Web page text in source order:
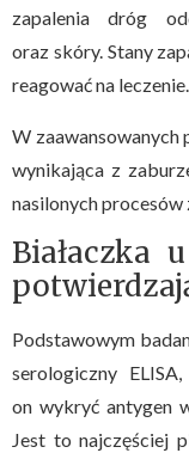
zapalenia dróg
oraz skóry. Stany
reagować na leczenie.
W zaawansowanych
wynikająca z
nasilonych procesów
Białaczka
Podstawowym
serologiczny
on wykryć antygen
Jest to najczęściej